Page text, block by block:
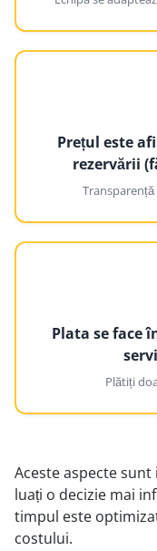
Prețul este
rezervării
Plata se face
Plătiți
Aceste aspecte
luați o decizie mai
timpul este
costului.